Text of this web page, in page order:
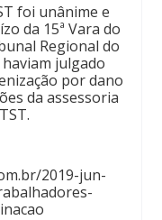
foi unânime e
da 15ª Vara do
Regional do
julgado
por dano
da assessoria
2019-jun-